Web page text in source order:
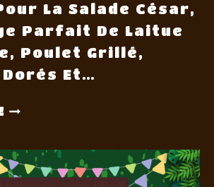
La Salade César,
Parfait De Laitue
Poulet Grillé,
Et…